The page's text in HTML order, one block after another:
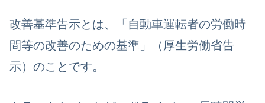
改善基準告示とは、「自動車運転者の労働時
間等の改善のための基準」（厚生労働省告
示）のことです。